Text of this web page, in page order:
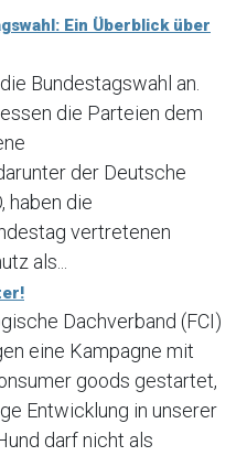
Ein Überblick über
Bundestagswahl an.
die Parteien dem
der Deutsche
haben die
vertretenen
als...
Dachverband (FCI)
eine Kampagne mit
goods gestartet,
Entwicklung in unserer
darf nicht als